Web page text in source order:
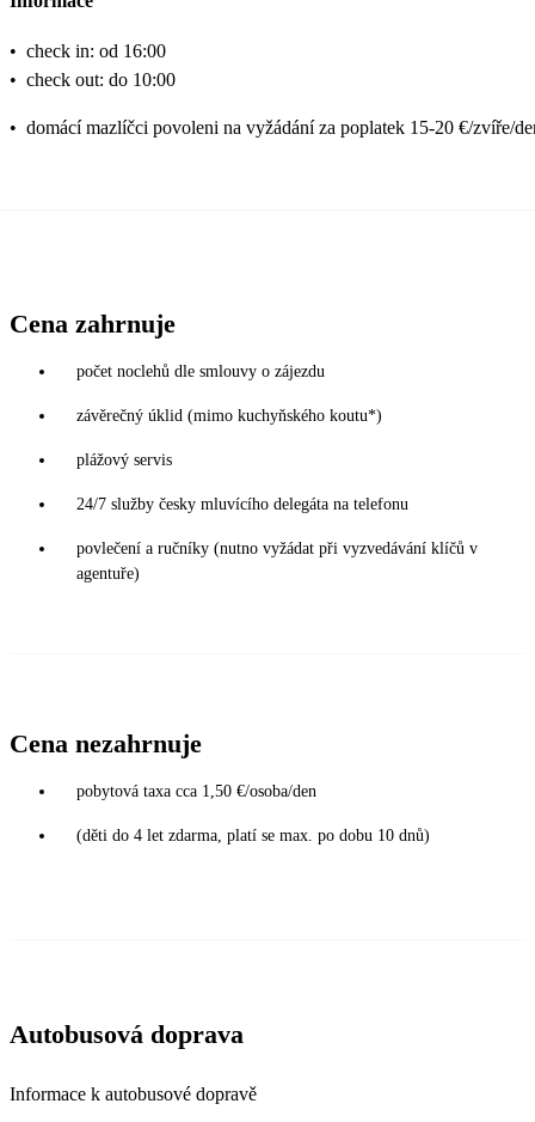
• check in: od 16:00
• check out: do 10:00
• domácí mazlíčci povoleni na vyžádání za poplatek 15-20 €/zvíře/
Cena zahrnuje
počet noclehů dle smlouvy o zájezdu
závěrečný úklid (mimo kuchyňského koutu*)
plážový servis
24/7 služby česky mluvícího delegáta na telefonu
povlečení a ručníky (nutno vyžádat při vyzvedávání klíčů v
agentuře)
Cena nezahrnuje
pobytová taxa cca 1,50 €/osoba/den
(děti do 4 let zdarma, platí se max. po dobu 10 dnů)
Autobusová doprava
Informace k autobusové dopravě